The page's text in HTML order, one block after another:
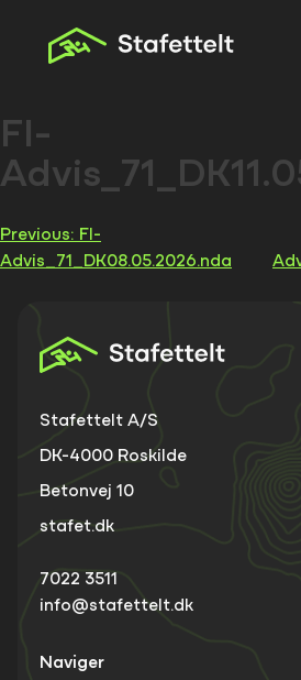
content
FI-
Indlægsnavigation
Previous: FI-
Advis_71_DK08.05.2026.nda
Stafettelt A/S
DK-4000 Roskilde
Betonvej 10
stafet.dk
7022 3511
info@stafettelt.dk
Naviger